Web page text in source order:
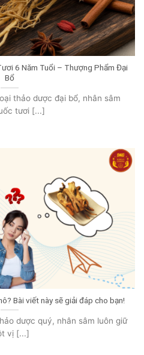
6 Năm Tuổi – Thượng Phẩm Đại
Bổ
thảo dược đại bổ, nhân sâm
tươi [...]
Bài viết này sẽ giải đáp cho bạn!
dược quý, nhân sâm luôn giữ
vị [...]